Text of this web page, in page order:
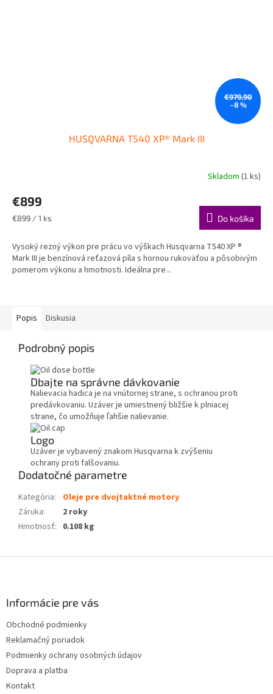
€979,90
–8 %
HUSQVARNA T540 XP® Mark III
Skladom (1 ks)
€899
Jednotková
€899 / 1 ks Do košíka
Vysoký rezný výkon pre prácu vo výškach Husqvarna T540 XP ®
Mark III je benzínová reťazová píla s hornou rukoväťou a pôsobivým
pomerom výkonu a hmotnosti. Ideálna pre...
Popis Diskusia
Podrobný popis
Dbajte na správne dávkovanie
Nalievacia hadica je na vnútornej strane, s ochranou proti
predávkovaniu. Uzáver je umiestnený bližšie k plniacej
strane, čo umožňuje ľahšie nalievanie.
Logo
Uzáver je vybavený znakom Husqvarna k zvýšeniu
ochrany proti falšovaniu.
Dodatočné parametre
Kategória:
Oleje pre dvojtaktné motory
Záruka:
2 roky
Hmotnosť: 0.108 kg
Informácie pre vás
Obchodné podmienky
Reklamačný poriadok
Podmienky ochrany osobných údajov
Doprava a platba
Kontakt